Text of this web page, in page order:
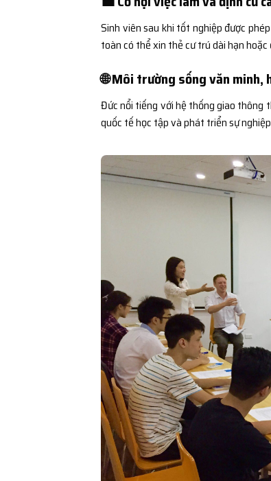
Sinh viên sau khi tốt nghiệp được
toàn có thể xin thẻ cư trú dài hạn hoặc
🌐 Môi trường sống văn minh,
Đức nổi tiếng với hệ thống giao thông
quốc tế học tập và phát triển sự